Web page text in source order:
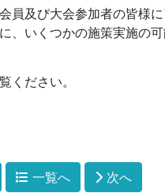
員及び大会参加者の皆様
、いくつかの施策実施の
ください。
一覧へ 次へ